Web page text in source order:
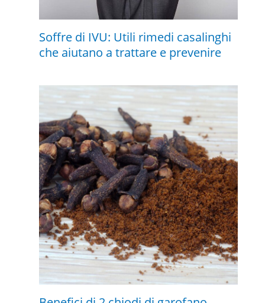
Soffre di IVU: Utili rimedi casalinghi
che aiutano a trattare e prevenire